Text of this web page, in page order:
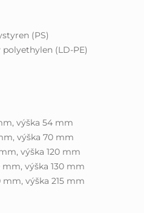
(PS)
(LD-PE)
výška 54 mm
výška 70 mm
výška 120 mm
výška 130 mm
výška 215 mm